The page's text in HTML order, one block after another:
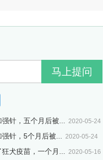
针，五个月后被... 2020-05-24
针，5个月后被... 2020-05-24
犬疫苗，一个月... 2020-05-16